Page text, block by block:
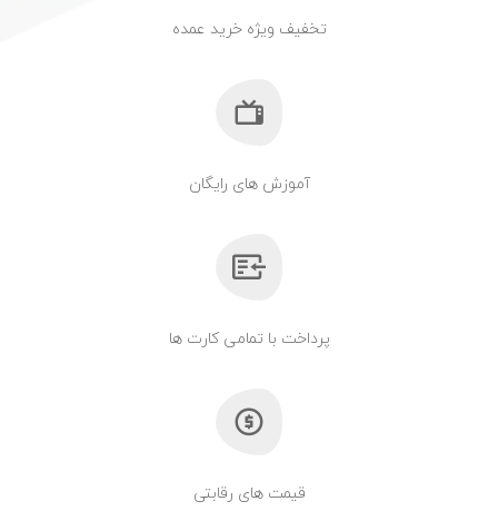
تخفیف ویژه خرید عمده
آموزش های رایگان
پرداخت با تمامی کارت ها
قیمت های رقابتی